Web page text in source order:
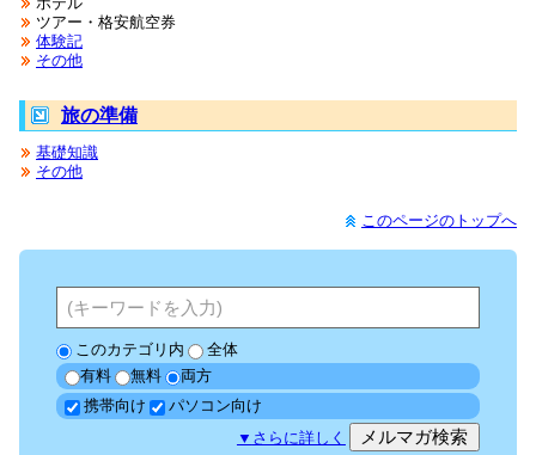
ツアー・格安航空券
体験記
その他
旅の準備
基礎知識
その他
このページのトップへ
このカテゴリ内
全体
有料
無料
両方
携帯向け
パソコン向け
▼ さらに詳しく